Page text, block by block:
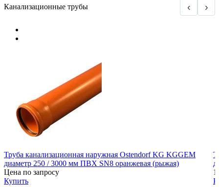
Канализационные трубы
‹ ›
Труба канализационная наружная Ostendorf KG KGGEM
диаметр 250 / 3000 мм ПВХ SN8 оранжевая (рыжая)
Цена по запросу
Купить